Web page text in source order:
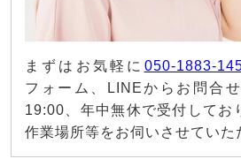
まずはお気軽に 050-1883-
フォーム、LINEからお問合
19:00、年中無休で受付してお
作業場所等をお伺いさせていた